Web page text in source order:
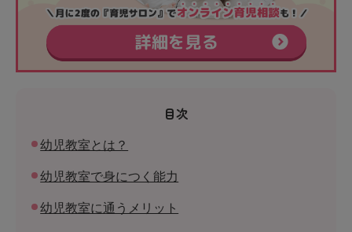
目次
幼児教室とは？
幼児教室で身につく能力
幼児教室に通うメリット